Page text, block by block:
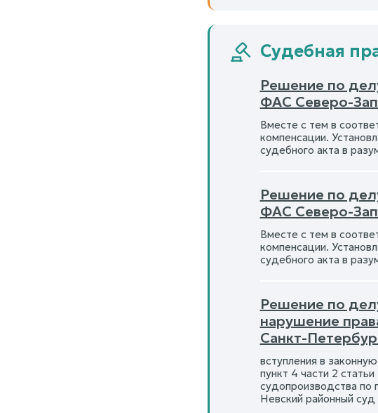
Судебная
Решение по
ФАС Северо-
Вместе с тем в
компенсации.
судебного акта в
Решение по
ФАС Северо-
Вместе с тем в
компенсации.
судебного акта в
Решение по
нарушение
Санкт-
вступления в
пункт 4 части 2
судопроизводства по
Невский районный